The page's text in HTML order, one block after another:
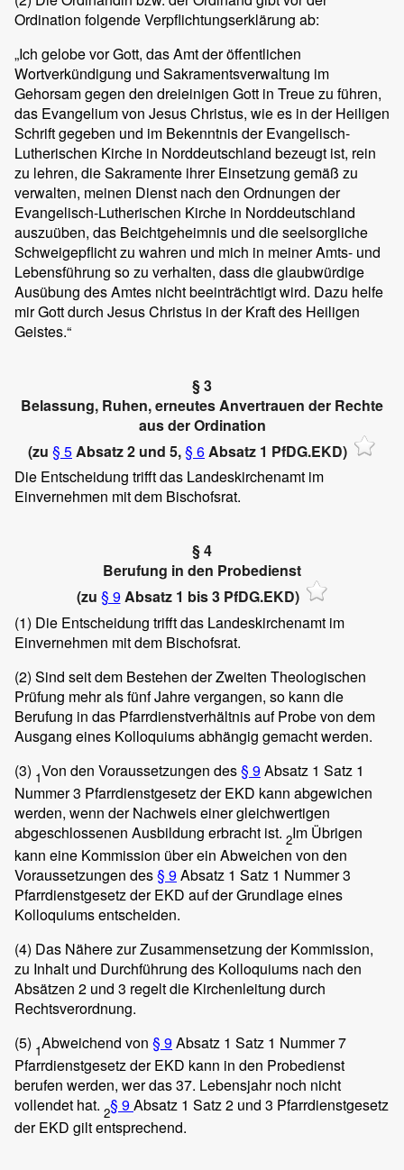
Ordination folgende Verpflichtungserklärung ab:
„Ich gelobe vor Gott, das Amt der öffentlichen
Wortverkündigung und Sakramentsverwaltung im
Gehorsam gegen den dreieinigen Gott in Treue zu führen,
das Evangelium von Jesus Christus, wie es in der Heiligen
Schrift gegeben und im Bekenntnis der Evangelisch-
Lutherischen Kirche in Norddeutschland bezeugt ist, rein
zu lehren, die Sakramente ihrer Einsetzung gemäß zu
verwalten, meinen Dienst nach den Ordnungen der
Evangelisch-Lutherischen Kirche in Norddeutschland
auszuüben, das Beichtgeheimnis und die seelsorgliche
Schweigepflicht zu wahren und mich in meiner Amts- und
Lebensführung so zu verhalten, dass die glaubwürdige
Ausübung des Amtes nicht beeinträchtigt wird. Dazu helfe
mir Gott durch Jesus Christus in der Kraft des Heiligen
Geistes.“
§ 3
Belassung, Ruhen, erneutes Anvertrauen der Rechte
aus der Ordination
(zu § 5Absatz 2 und 5,§ 6Absatz 1 PfDG.EKD)
Die Entscheidung trifft das Landeskirchenamt im
Einvernehmen mit dem Bischofsrat.
§ 4
Berufung in den Probedienst
(zu § 9Absatz 1 bis 3 PfDG.EKD)
(1) Die Entscheidung trifft das Landeskirchenamt im
Einvernehmen mit dem Bischofsrat.
(2) Sind seit dem Bestehen der Zweiten Theologischen
Prüfung mehr als fünf Jahre vergangen, so kann die
Berufung in das Pfarrdienstverhältnis auf Probe von dem
Ausgang eines Kolloquiums abhängig gemacht werden.
(3) 1Von den Voraussetzungen des§ 9Absatz 1 Satz 1
Nummer 3 Pfarrdienstgesetz der EKD kann abgewichen
werden, wenn der Nachweis einer gleichwertigen
abgeschlossenen Ausbildung erbracht ist. 2Im Übrigen
kann eine Kommission über ein Abweichen von den
Voraussetzungen des§ 9Absatz 1 Satz 1 Nummer 3
Pfarrdienstgesetz der EKD auf der Grundlage eines
Kolloquiums entscheiden.
(4) Das Nähere zur Zusammensetzung der Kommission,
zu Inhalt und Durchführung des Kolloquiums nach den
Absätzen 2 und 3 regelt die Kirchenleitung durch
Rechtsverordnung.
(5) 1Abweichend von § 9Absatz 1 Satz 1 Nummer 7
Pfarrdienstgesetz der EKD kann in den Probedienst
berufen werden, wer das 37. Lebensjahr noch nicht
vollendet hat. 2§ 9Absatz 1 Satz 2 und 3 Pfarrdienstgesetz
der EKD gilt entsprechend.